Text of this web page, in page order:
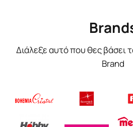
Διάλεξε αυτό που θες βάσει
Brand